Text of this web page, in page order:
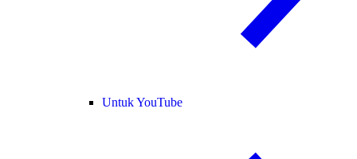
Untuk YouTube